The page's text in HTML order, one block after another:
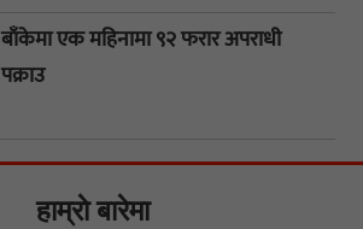
बाँकेमा एक महिनामा ९२ फरार अपराधी
पक्राउ
हाम्राे बारेमा